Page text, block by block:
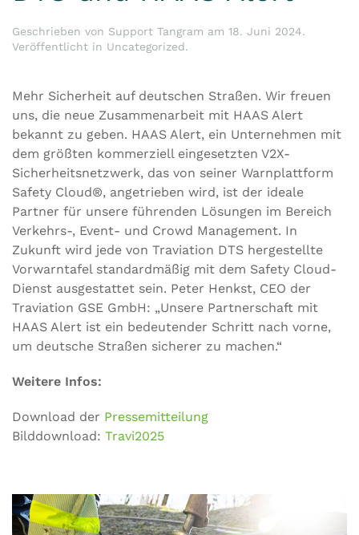
Geschrieben von Support Tangram am 18. Juni 2024.
Veröffentlicht in Uncategorized.
Mehr Sicherheit auf deutschen Straßen. Wir freuen
uns, die neue Zusammenarbeit mit HAAS Alert
bekannt zu geben. HAAS Alert, ein Unternehmen mit
dem größten kommerziell eingesetzten V2X-
Sicherheitsnetzwerk, das von seiner Warnplattform
Safety Cloud®, angetrieben wird, ist der ideale
Partner für unsere führenden Lösungen im Bereich
Verkehrs-, Event- und Crowd Management. In
Zukunft wird jede von Traviation DTS hergestellte
Vorwarntafel standardmäßig mit dem Safety Cloud-
Dienst ausgestattet sein. Peter Henkst, CEO der
Traviation GSE GmbH: „Unsere Partnerschaft mit
HAAS Alert ist ein bedeutender Schritt nach vorne,
um deutsche Straßen sicherer zu machen.“
Weitere Infos:
Download der Pressemitteilung
Bilddownload: Travi2025